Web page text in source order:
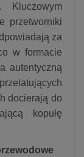
Kluczowym
przetworniki
za
w formacie
autentyczną
docierają do
kopułę